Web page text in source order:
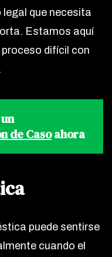
que necesita
Estamos aquí
difícil con
de Casoahora
puede sentirse
cuando el